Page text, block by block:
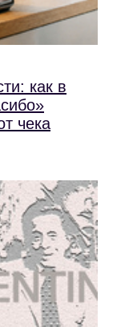
как в
чека